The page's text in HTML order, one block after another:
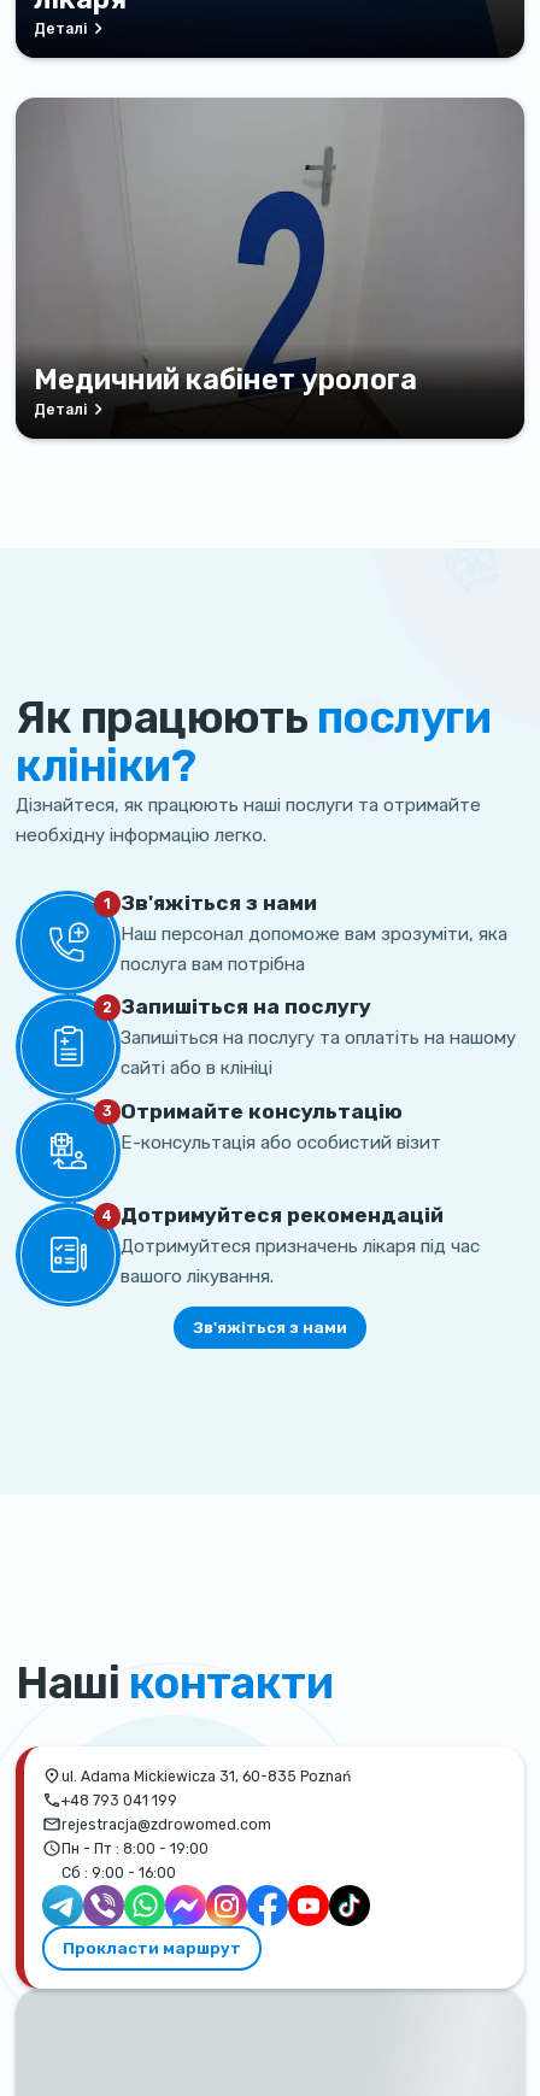
Деталі
Медичний кабінет уролога
Деталі
Як працюють послуги
клініки?
Дізнайтеся, як працюють наші послуги та отримайте
необхідну інформацію легко.
1 Зв'яжіться з нами
Наш персонал допоможе вам зрозуміти, яка
послуга вам потрібна
2 Запишіться на послугу
Запишіться на послугу та оплатіть на нашому
сайті або в клініці
3 Отримайте консультацію
Е-консультація або особистий візит
4 Дотримуйтеся рекомендацій
Дотримуйтеся призначень лікаря під час
вашого лікування.
Зв'яжіться з нами
Наші контакти
ul. Adama Mickiewicza 31, 60-835 Poznań
+48 793 041 199
rejestracja@zdrowomed.com
Пн - Пт : 8:00 - 19:00
Сб : 9:00 - 16:00
Прокласти маршрут